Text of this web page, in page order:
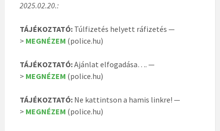
2025.02.20.:
TÁJÉKOZTATÓ: Túlfizetés helyett ráfizetés —
> MEGNÉZEM (police.hu)
TÁJÉKOZTATÓ:Ajánlat elfogadása…. —
> MEGNÉZEM (police.hu)
TÁJÉKOZTATÓ: Ne kattintson a hamis linkre! —
> MEGNÉZEM (police.hu)